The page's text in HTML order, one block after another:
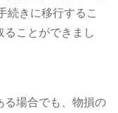
続きに移行するこ
ることができまし
る場合でも、物損の